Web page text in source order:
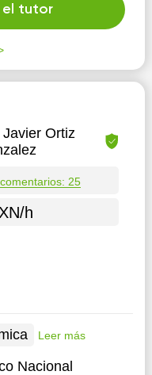
tutor
Ortiz
comentarios: 25
h
Leer más
Nacional